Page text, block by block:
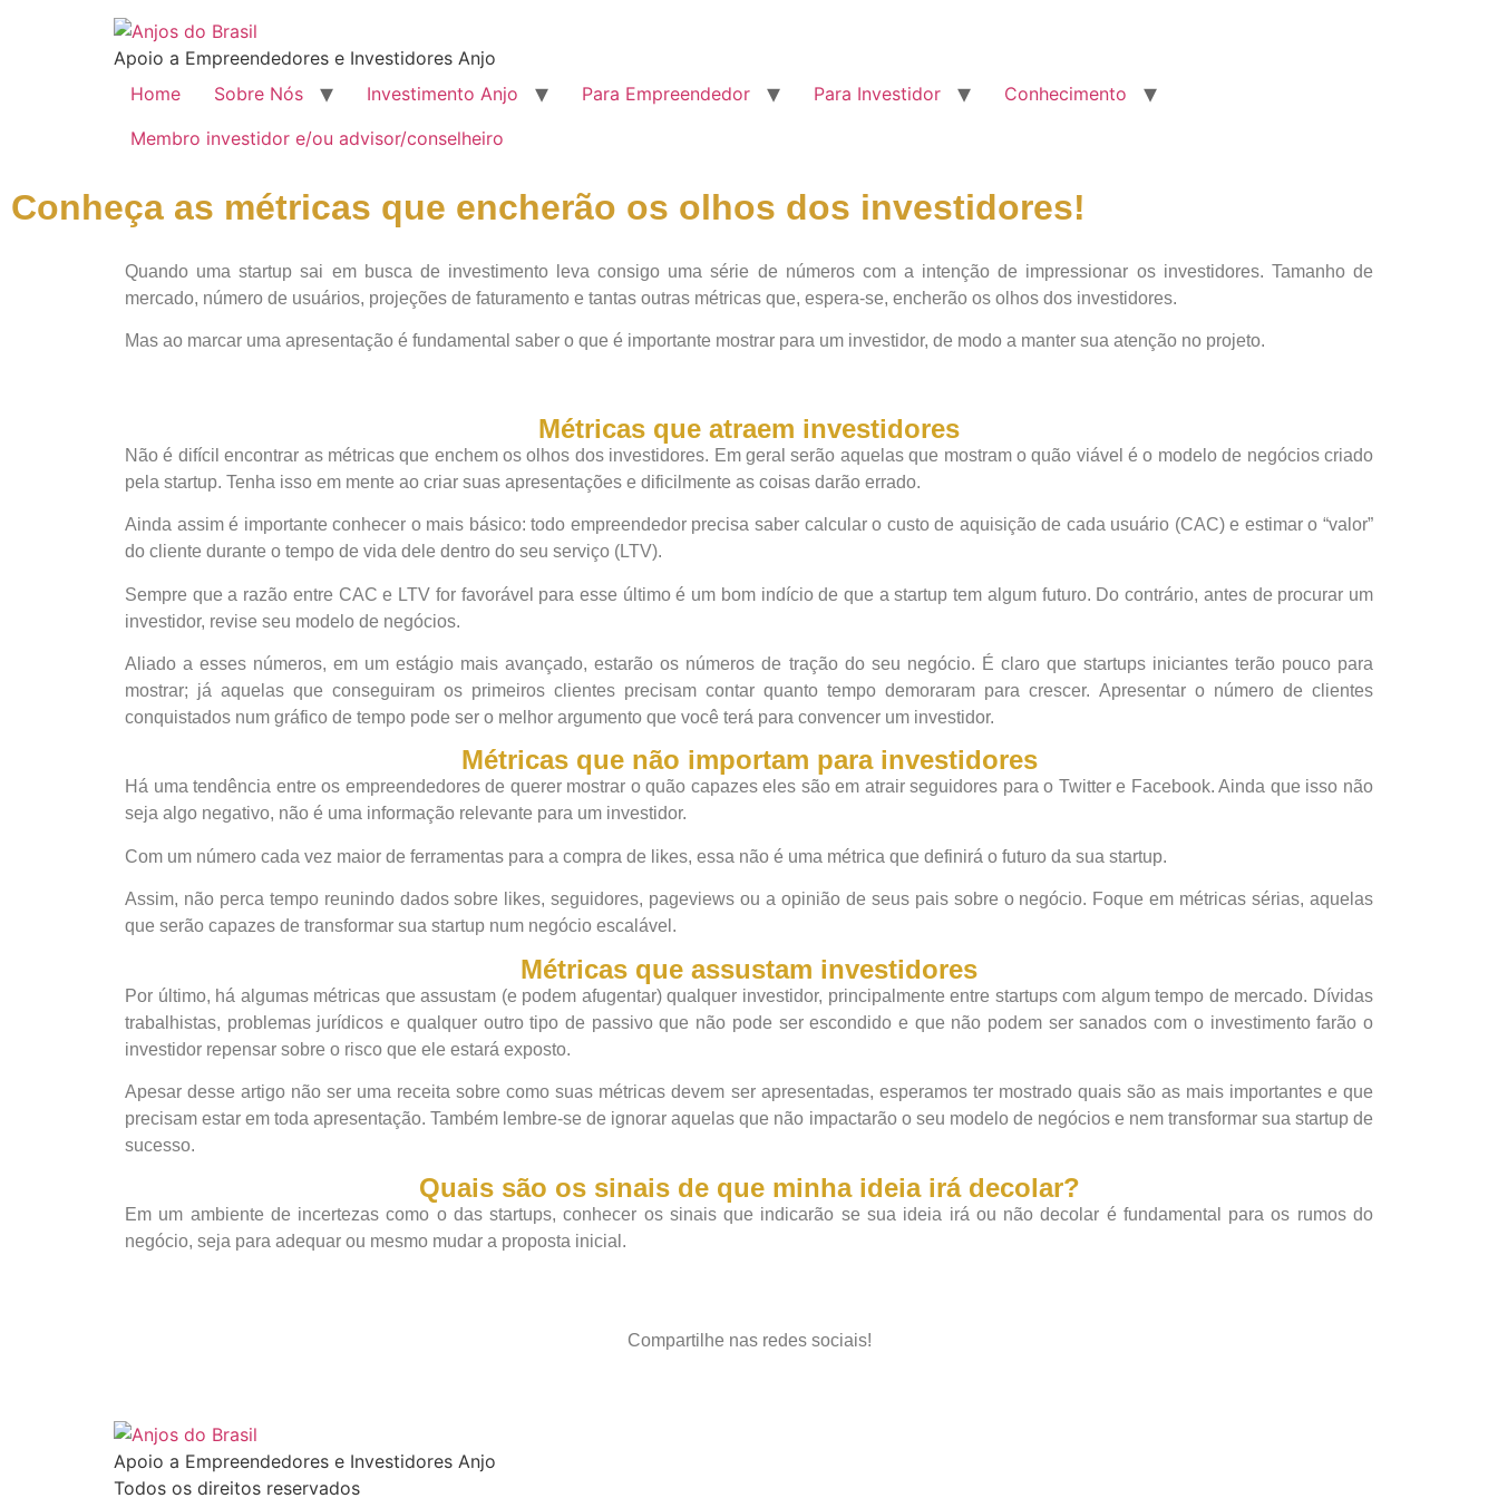
Apoio a Empreendedores e Investidores Anjo
Home
Sobre Nós Investimento Anjo Para Empreendedor Para Investidor
Conhecimento
Membro investidor e/ou advisor/conselheiro
Conheça as métricas que encherão os olhos dos investidores!
Quando uma startup sai em busca de investimento leva consigo uma série de números com a intenção de impressionar os investidores. Tamanho de
mercado, número de usuários, projeções de faturamento e tantas outras métricas que, espera-se, encherão os olhos dos investidores.
Mas ao marcar uma apresentação é fundamental saber o que é importante mostrar para um investidor, de modo a manter sua atenção no projeto.
Métricas que atraem investidores
Não é difícil encontrar as métricas que enchem os olhos dos investidores. Em geral serão aquelas que mostram o quão viável é o modelo de negócios criado
pela startup. Tenha isso em mente ao criar suas apresentações e dificilmente as coisas darão errado.
Ainda assim é importante conhecer o mais básico: todo empreendedor precisa saber calcular o custo de aquisição de cada usuário (CAC) e estimar o “valor”
do cliente durante o tempo de vida dele dentro do seu serviço (LTV).
Sempre que a razão entre CAC e LTV for favorável para esse último é um bom indício de que a startup tem algum futuro. Do contrário, antes de procurar um
investidor, revise seu modelo de negócios.
Aliado a esses números, em um estágio mais avançado, estarão os números de tração do seu negócio. É claro que startups iniciantes terão pouco para
mostrar; já aquelas que conseguiram os primeiros clientes precisam contar quanto tempo demoraram para crescer. Apresentar o número de clientes
conquistados num gráfico de tempo pode ser o melhor argumento que você terá para convencer um investidor.
Métricas que não importam para investidores
Há uma tendência entre os empreendedores de querer mostrar o quão capazes eles são em atrair seguidores para o Twitter e Facebook. Ainda que isso não
seja algo negativo, não é uma informação relevante para um investidor.
Com um número cada vez maior de ferramentas para a compra de likes, essa não é uma métrica que definirá o futuro da sua startup.
Assim, não perca tempo reunindo dados sobre likes, seguidores, pageviews ou a opinião de seus pais sobre o negócio. Foque em métricas sérias, aquelas
que serão capazes de transformar sua startup num negócio escalável.
Métricas que assustam investidores
Por último, há algumas métricas que assustam (e podem afugentar) qualquer investidor, principalmente entre startups com algum tempo de mercado. Dívidas
trabalhistas, problemas jurídicos e qualquer outro tipo de passivo que não pode ser escondido e que não podem ser sanados com o investimento farão o
investidor repensar sobre o risco que ele estará exposto.
Apesar desse artigo não ser uma receita sobre como suas métricas devem ser apresentadas, esperamos ter mostrado quais são as mais importantes e que
precisam estar em toda apresentação. Também lembre-se de ignorar aquelas que não impactarão o seu modelo de negócios e nem transformar sua startup de
sucesso.
Quais são os sinais de que minha ideia irá decolar?
Em um ambiente de incertezas como o das startups, conhecer os sinais que indicarão se sua ideia irá ou não decolar é fundamental para os rumos do
negócio, seja para adequar ou mesmo mudar a proposta inicial.
Compartilhe nas redes sociais!
Apoio a Empreendedores e Investidores Anjo
Todos os direitos reservados